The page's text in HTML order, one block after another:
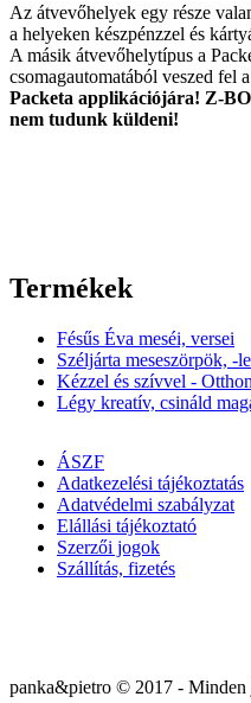
Az átvevőhelyek egy része
a helyeken készpénzzel és
A másik átvevőhelytípus a
csomagautomatából veszed fel
Packeta applikációjára! Z-
nem tudunk küldeni!
Termékek
Fésűs Éva meséi, versei
Széljárta meseszörpök, -
Kézzel és szívvel -
Légy kreatív, csináld
ÁSZF
Adatkezelési tájékoztatás
Adatvédelmi szabályzat
Elállási tájékoztató
Szerzői jogok
Szállítás, fizetés
panka&pietro © 2017 - Minden